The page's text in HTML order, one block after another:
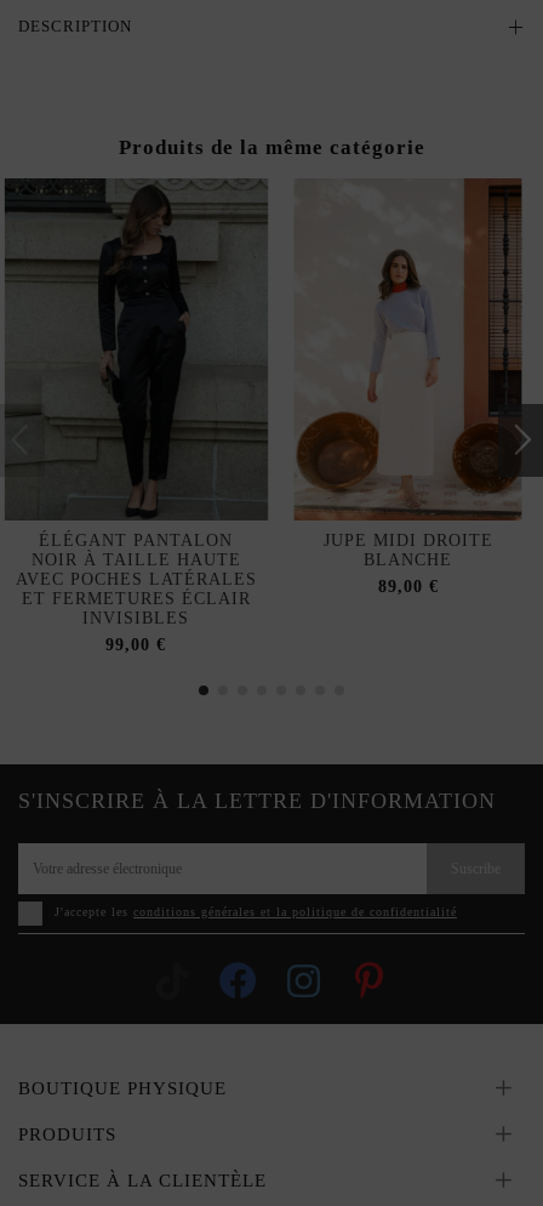
DESCRIPTION
Produits de la même catégorie
ÉLÉGANT PANTALON
NOIR À TAILLE HAUTE
AVEC POCHES LATÉRALES
ET FERMETURES ÉCLAIR
INVISIBLES
99,00 €
JUPE MIDI DROITE
BLANCHE
89,00 €
S'INSCRIRE À LA LETTRE D'INFORMATION
J'accepte les conditions générales et la politique de confidentialité
BOUTIQUE PHYSIQUE
PRODUITS
SERVICE À LA CLIENTÈLE